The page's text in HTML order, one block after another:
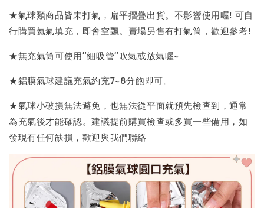
★氣球類商品皆未打氣，扁平摺疊出貨。不影響使用喔! 可自
行購買氦氣填充，即會空飄。賣場另售有打氣筒，歡迎參考!
★無充氣筒可使用"細吸管"吹氣或放氣喔~
★鋁膜氣球建議充氣約充7~8分飽即可。
★氣球小破損無法避免，也無法從平面就預先檢查到，通常
為充氣後才能確認。建議提前購買檢查或多買一些備用，如
發現有任何缺損，歡迎與我們聯絡